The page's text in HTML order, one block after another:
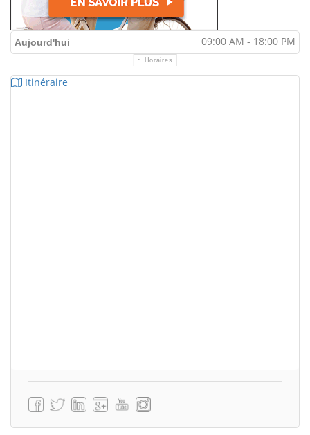
Aujourd'hui 09:00 AM - 18:00 PM
Horaires
Itinéraire